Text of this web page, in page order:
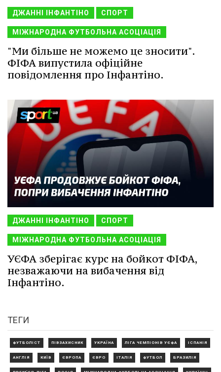
ДЖАННІ ІНФАНТІНО СПОРТ
МІЖНАРОДНА ФУТБОЛЬНА АСОЦІАЦІЯ
"Ми більше не можемо це зносити".
ФІФА випустила офіційне
повідомлення про Інфантіно.
ДЖАННІ ІНФАНТІНО СПОРТ
МІЖНАРОДНА ФУТБОЛЬНА АСОЦІАЦІЯ
УЄФА зберігає курс на бойкот ФІФА,
незважаючи на вибачення від
Інфантіно.
ТЕГИ
ФУТБОЛІСТ ПІВЗАХИСНИК УКРАЇНА ЛІГА ЧЕМПІОНІВ УЄФА ІСПАНІЯ
АНГЛІЯ КИЇВ ЄВРОПА ЄВРО ІТАЛІЯ ФУТБОЛ БРАЗИЛІЯ